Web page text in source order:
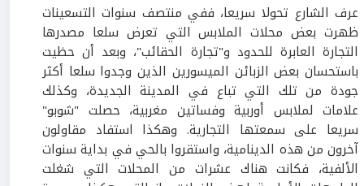
عرف الشارع تحولا سريعا، ففي منتصف سنوات التسعينات
ظهرت بعض محلات الملابس التي تعرض سلعا مصدرها
التجارة العابرة للحدود و"تجارة الحقائب"، وبعد أن حظيت
باستحسان بعض الزبائن الميسورين الذين وجدوا سلعا أكثر
جودة من تلك التي تباع في المدينة الجديدة، وكذلك
علامات لملابس أوربية وفساتين مغربية، حصلت "شوبو"
سريعا على سمعتها التجارية. وهكذا استفاد مقاولون
آخرون من هذه الدينامية، واستقروا بالحي في بداية سنوات
الألفية، فكانت هناك عشرات من المحلات التي شغلت